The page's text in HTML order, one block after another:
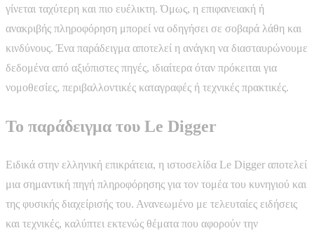
γίνεται ταχύτερη και πιο ευέλικτη. Όμως, η επιφανειακή ή
ανακριβής πληροφόρηση μπορεί να οδηγήσει σε σοβαρά λάθη και
κινδύνους.Ένα παράδειγμα αποτελεί η ανάγκη να διασταυρώνουμε
δεδομένα από αξιόπιστες πηγές, ιδιαίτερα όταν πρόκειται για
νομοθεσίες, περιβαλλοντικές καταγραφές ή τεχνικές πρακτικές.
Το παράδειγμα του Le Digger
Ειδικά στην ελληνική επικράτεια, η ιστοσελίδα Le Digger αποτελεί
μια σημαντική πηγή πληροφόρησης για τον τομέα του κυνηγιού και
της φυσικής διαχείρισής του. Ανανεωμένο με τελευταίες ειδήσεις
και τεχνικές, καλύπτει εκτενώς θέματα που αφορούν την